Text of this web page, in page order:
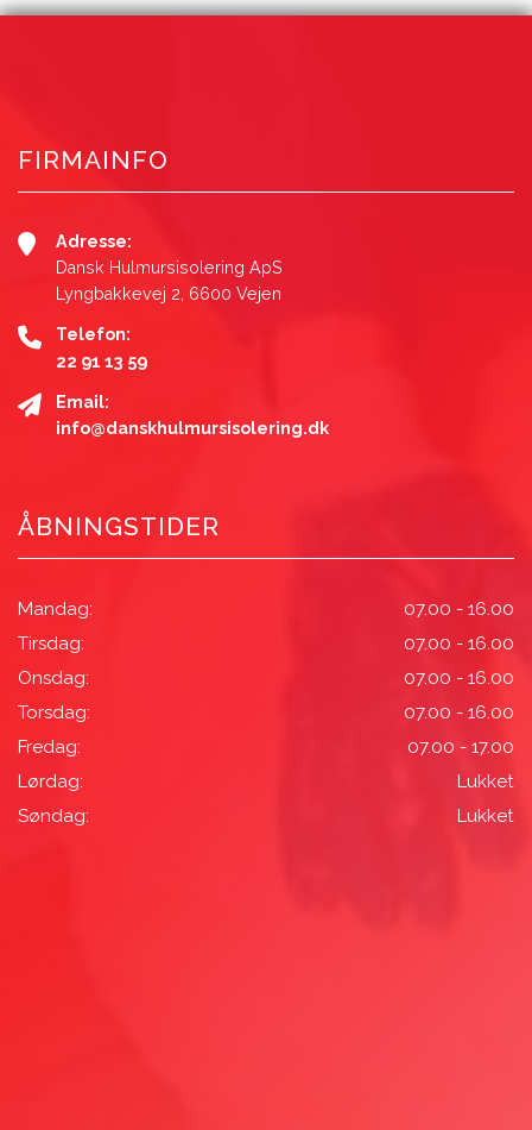
FIRMAINFO
Adresse:
Dansk Hulmursisolering ApS
Lyngbakkevej 2, 6600 Vejen
Telefon:
22 91 13 59
Email:
info@danskhulmursisolering.dk
ÅBNINGSTIDER
Mandag:
07.00 - 16.00
Tirsdag:
07.00 - 16.00
Onsdag:
07.00 - 16.00
Torsdag:
07.00 - 16.00
Fredag:
07.00 - 17.00
Lørdag:
Lukket
Søndag:
Lukket